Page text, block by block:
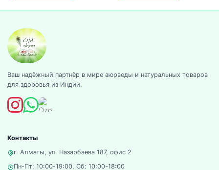
Ваш надёжный партнёр в мире аюрведы и натуральных товаров
для здоровья из Индии.
Контакты
г. Алматы, ул. Назарбаева 187, офис 2
Пн-Пт: 10:00-19:00, Сб: 10:00-18:00